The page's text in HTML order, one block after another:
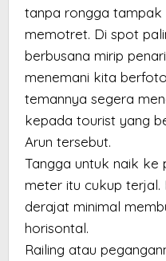
tanpa rongga tampak
memotret. Di spot
berbusana mirip
menemani kita
temannya segera
kepada tourist yang
Arun tersebut.
Tangga untuk naik ke
meter itu cukup terjal.
derajat minimal
horisontal.
Railing atau